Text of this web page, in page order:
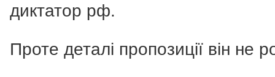
диктатор рф.
Проте деталі пропозиції він не